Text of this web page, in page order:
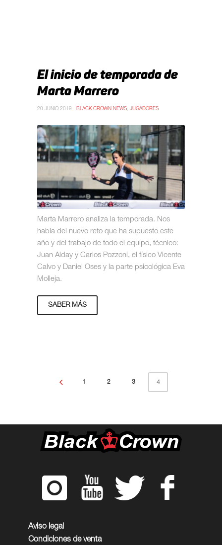
El inicio de temporada de
Marta Marrero
20 JUNIO 2019 BLACK CROWN NEWS, JUGADORES
Marta Marrero analiza la temporada. Nos
habla del nuevo reto que ha supuesto este
año y del trabajo de todo el equipo, técnico:
Juan Alday y Carlos Pozzoni, el físico Vicente
Calvo y Daniel Oses y la parte psicológica Eva
Molleja.
SABER MÁS
1 2 3 4
Aviso legal
Condiciones de venta